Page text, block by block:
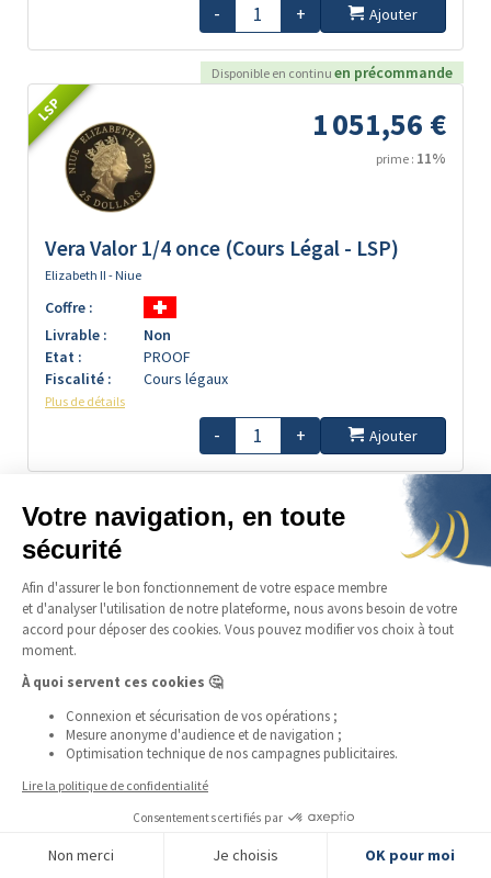
FILTRER LES PRODUITS
- + Ajouter
Disponible en continu en précommande
LSP 1 051,56 €
prime : 11%
Vera Valor 1/4 once (Cours Légal - LSP)
Elizabeth II - Niue
Coffre :
Livrable :
Non
Etat :
PROOF
Fiscalité :
Cours légaux
Plus de détails
- + Ajouter
en précommande
LSP 1 115,01 €
Maple Leaf 1/4 once
Coffre :
Livrable :
Non
Etat :
PROOF
Fiscalité :
Cours légaux